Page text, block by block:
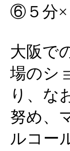
⑥５分×
大阪で
場のシ
り、な
努め、
ルコー